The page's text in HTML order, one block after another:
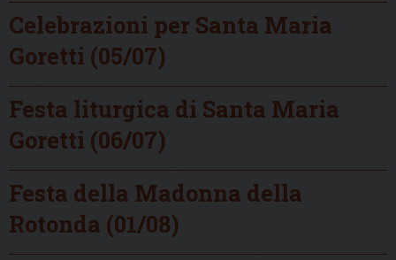
Celebrazioni per Santa Maria
Goretti (05/07)
Festa liturgica di Santa Maria
Goretti (06/07)
Festa della Madonna della
Rotonda (01/08)